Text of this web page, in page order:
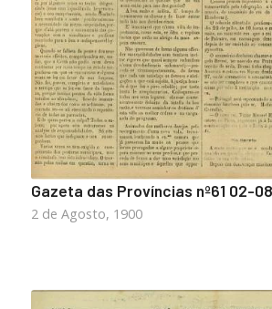
Gazeta das Províncias nº61 02-
2 de Agosto, 1900